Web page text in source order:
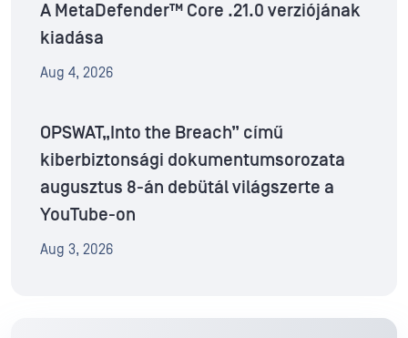
A MetaDefender™ Core .21.0 verziójának
kiadása
Aug 4, 2026
OPSWAT„Into the Breach” című
kiberbiztonsági dokumentumsorozata
augusztus 8-án debütál világszerte a
YouTube-on
Aug 3, 2026